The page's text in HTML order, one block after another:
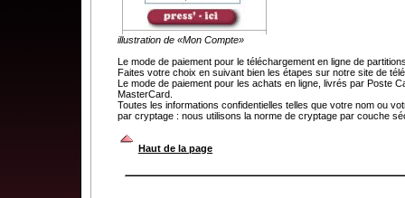
illustration de «Mon Compte»
Le mode de paiement pour le téléchargement en ligne de
Faites votre choix en suivant bien les étapes sur notre site de
Le mode de paiement pour les achats en ligne, livrés par Poste
MasterCard.
Toutes les informations confidentielles telles que votre nom ou
par cryptage : nous utilisons la norme de cryptage par couche
Haut de la page